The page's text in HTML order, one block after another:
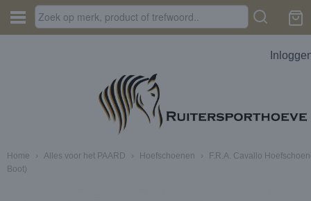
Home › Alles voor het PAARD › Hoefschoenen ›
F.R.A. Cavallo
Boot)